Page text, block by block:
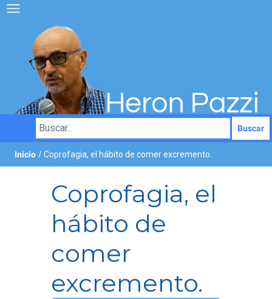
Buscar
Inicio / Coprofagia, el hábito de comer excremento.
Coprofagia, el
hábito de
comer
excremento.